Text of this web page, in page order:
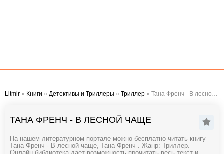
Litmir » Книги » Детективы и Триллеры » Триллер » Тана Френч - В лесной чаще
ТАНА ФРЕНЧ - В ЛЕСНОЙ ЧАЩЕ
На нашем литературном портале можно бесплатно читать книгу
Тана Френч - В лесной чаще, Тана Френч . Жанр: Триллер.
Онлайн библиотека дает возможность прочитать весь текст и